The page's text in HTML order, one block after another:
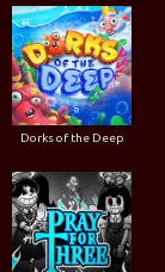
Dorks of the Deep